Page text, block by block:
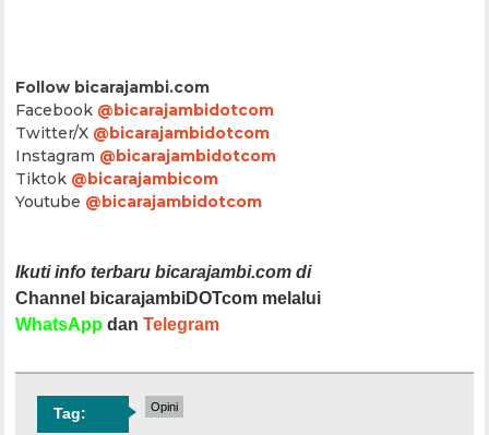
Follow bicarajambi.com
Facebook @bicarajambidotcom
Twitter/X @bicarajambidotcom
Instagram @bicarajambidotcom
Tiktok @bicarajambicom
Youtube @bicarajambidotcom
Ikuti info terbaru bicarajambi.com di
Channel bicarajambiDOTcom melalui
WhatsApp danTelegram
Tag: Opini